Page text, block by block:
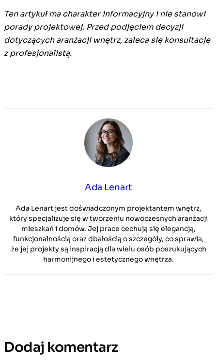
Ten artykuł ma charakter informacyjny i nie stanowi
porady projektowej. Przed podjęciem decyzji
dotyczących aranżacji wnętrz, zaleca się konsultację
z profesjonalistą.
Ada Lenart
Ada Lenart jest doświadczonym projektantem wnętrz,
który specjalizuje się w tworzeniu nowoczesnych aranżacji
mieszkań i domów. Jej prace cechują się elegancją,
funkcjonalnością oraz dbałością o szczegóły, co sprawia,
że jej projekty są inspiracją dla wielu osób poszukujących
harmonijnego i estetycznego wnętrza.
Dodaj komentarz